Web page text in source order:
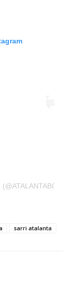
sarri atalanta